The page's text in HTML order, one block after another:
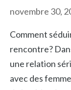
novembre 30,
Comment
rencontre?
une relation
avec des